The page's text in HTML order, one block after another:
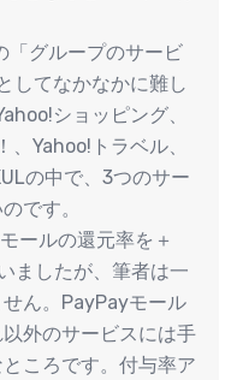
「グループのサービ
してなかなかに難し
ショッピング、
Yahoo!トラベル、
の中で、3つのサー
です。
ールの還元率を＋
ましたが、筆者は一
ん。PayPayモール
外のサービスには手
ころです。付与率ア